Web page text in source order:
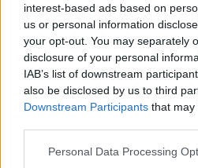
interest-based ads based on
us or personal information
your opt-out. You may separately
disclosure of your personal
IAB’s list of downstream
also be disclosed by us to third
Downstream Participants that may
Please note that this website/app
Personal Data Processing
giuecla
ciao a tutti, la tessera di cui
a questa area e altre, dove
Gestione